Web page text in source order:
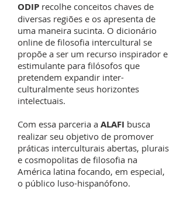
ODIP recolhe conceitos chaves de
diversas regiões e os apresenta de
uma maneira sucinta. O dicionário
online de filosofia intercultural se
propõe a ser um recurso inspirador e
estimulante para filósofos que
pretendem expandir inter-
culturalmente seus horizontes
intelectuais.
Com essa parceria a ALAFI busca
realizar seu objetivo de promover
práticas interculturais abertas, plurais
e cosmopolitas de filosofia na
América latina focando, em especial,
o público luso-hispanófono.